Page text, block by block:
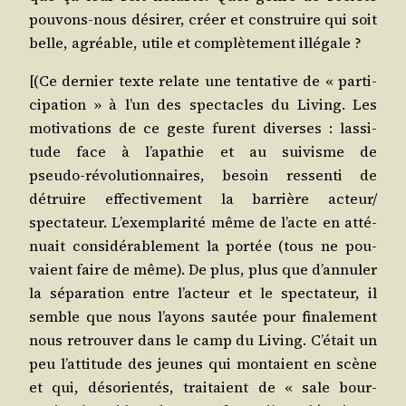
pouvons‑nous dési­rer, créer et construire qui soit
belle, agréable, utile et com­plè­te­ment illégale ?
[(Ce der­nier texte relate une ten­ta­tive de « par­ti­
ci­pa­tion » à l’un des spec­tacles du Living. Les
moti­va­tions de ce geste furent diverses : las­si­
tude face à l’apathie et au sui­visme de
pseudo‑révolutionnaires, besoin res­sen­ti de
détruire effec­ti­ve­ment la bar­rière acteur/​
spectateur. L’exemplarité même de l’acte en atté­
nuait consi­dé­ra­ble­ment la por­tée (tous ne pou­
vaient faire de même). De plus, plus que d’annuler
la sépara­tion entre l’acteur et le specta­teur, il
semble que nous l’ayons sau­tée pour fina­le­ment
nous retrou­ver dans le camp du Li­ving. C’était un
peu l’attitude des jeunes qui mon­taient en scène
et qui, déso­rien­tés, trai­taient de « sale bour­